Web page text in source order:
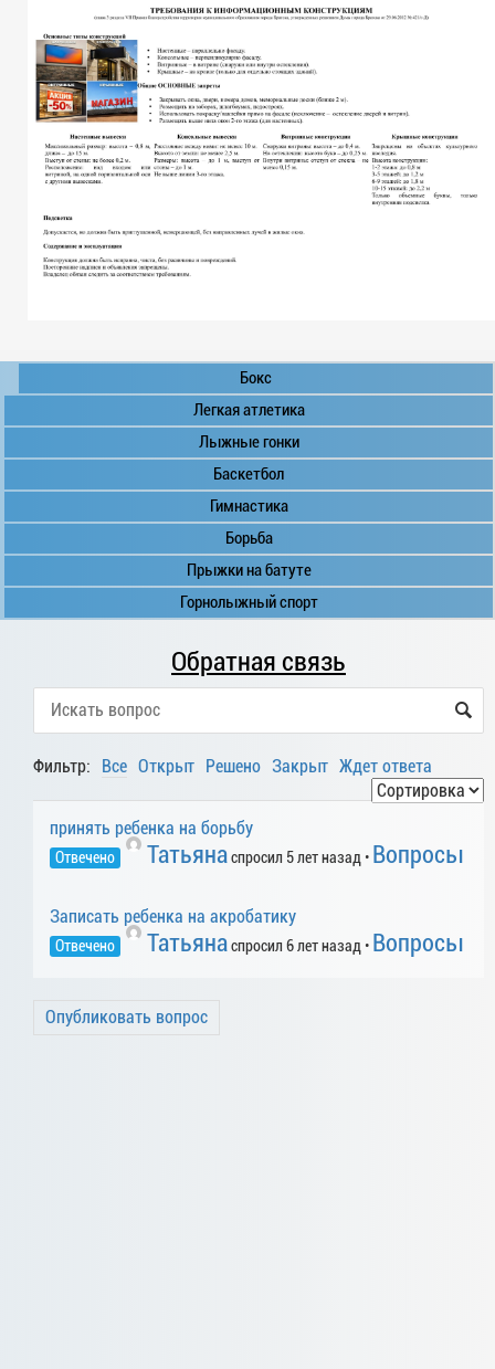
Бокс
Легкая атлетика
Лыжные гонки
Баскетбол
Гимнастика
Борьба
Прыжки на батуте
Горнолыжный спорт
Обратная связь
Фильтр: Все Открыт Решено Закрыт Ждет ответа
принять ребенка на борьбу
Отвечено Татьянаспросил 5 лет назад • Вопросы
Записать ребенка на акробатику
Отвечено Татьянаспросил 6 лет назад • Вопросы
Опубликовать вопрос